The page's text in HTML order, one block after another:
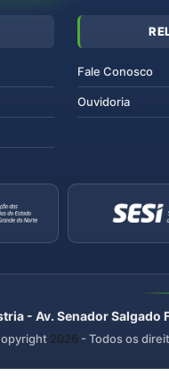
Fale Conosco
Ouvidoria
- Av. Senador
2026 - Todos os